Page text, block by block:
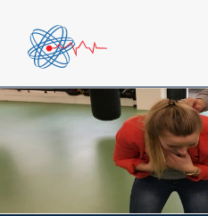
naar
inhoud